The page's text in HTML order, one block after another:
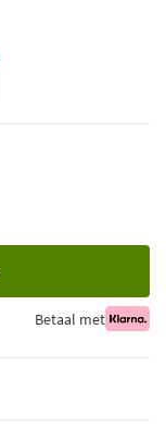
Betaal met